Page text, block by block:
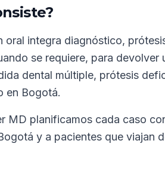
oral integra diagnóstico,
se requiere, para
dental múltiple, prótesis
en Bogotá.
MD planificamos cada caso
y a pacientes que viajan